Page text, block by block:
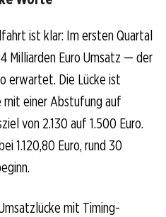
ist klar: Im ersten Quartal
Milliarden Euro Umsatz — der
erwartet. Die Lücke ist
mit einer Abstufung auf
von 2.130 auf 1.500 Euro.
1.120,80 Euro, rund 30
mit Timing-